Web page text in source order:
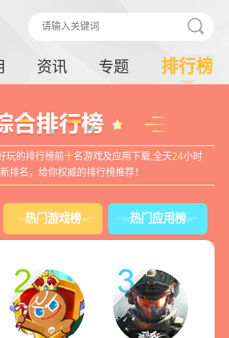
资讯 专题 排行榜
玩的排行榜前十名游戏及应用下载,全天24小时
排名，给你权威的排行榜推荐！
热门游戏榜 热门应用榜